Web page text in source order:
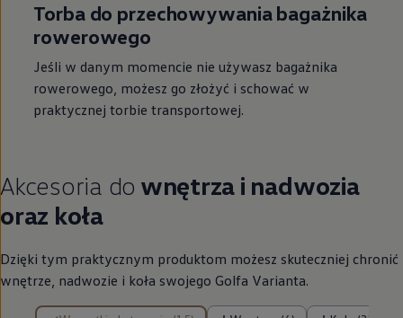
Torba do przechowywania bagażnika
rowerowego
Jeśli w danym momencie nie używasz bagażnika
rowerowego, możesz go złożyć i schować w
praktycznej torbie transportowej.
Akcesoria do wnętrza i nadwozia
oraz koła
Dzięki tym praktycznym produktom możesz skuteczniej chronić
wnętrze, nadwozie i koła swojego Golfa Varianta.
15 z 15 elementów